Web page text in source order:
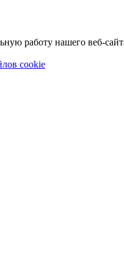
работу нашего веб-
cookie